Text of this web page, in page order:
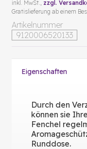
Artikelnummer
9120006520133
inkl. MwSt., zzgl.
Gratislieferung ab einem
Eigenschaften
Durch den
können sie
Fenchel
Runddose.